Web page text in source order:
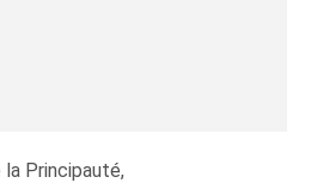
Principauté,